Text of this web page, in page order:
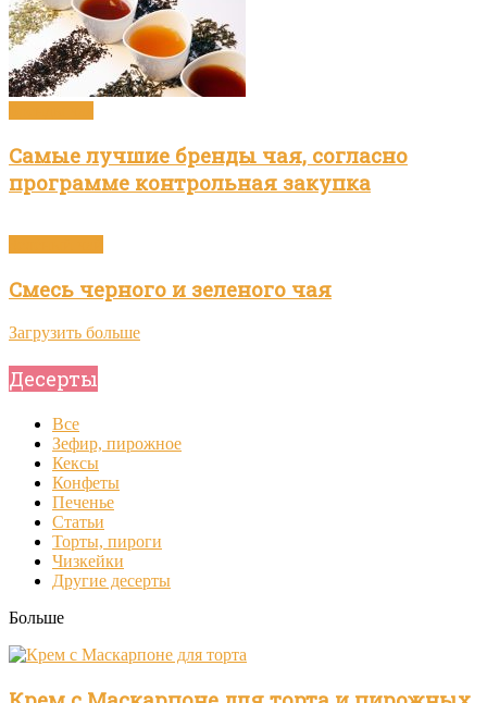
Самые лучшие бренды чая, согласно
программе контрольная закупка
Смесь черного и зеленого чая
Загрузить больше
Десерты
Все
Зефир, пирожное
Кексы
Конфеты
Печенье
Статьи
Торты, пироги
Чизкейки
Другие десерты
Больше